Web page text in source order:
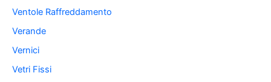
Ventole Raffreddamento
Verande
Vernici
Vetri Fissi